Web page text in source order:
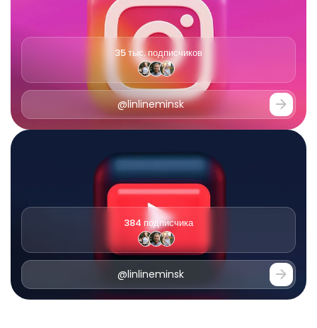
35 тыс. подписчиков
@linlineminsk
384 подписчика
@linlineminsk